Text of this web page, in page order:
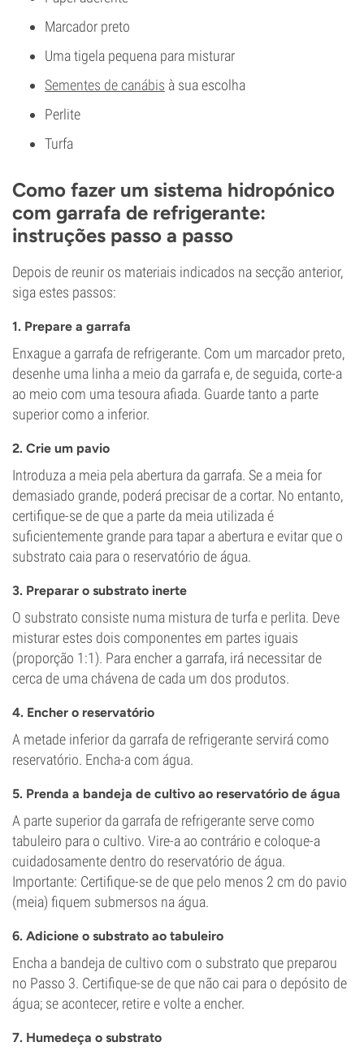
Marcador preto
Uma tigela pequena para misturar
Sementes de canábis à sua escolha
Perlite
Turfa
Como fazer um sistema hidropónico
com garrafa de refrigerante:
instruções passo a passo
Depois de reunir os materiais indicados na secção anterior,
siga estes passos:
1. Prepare a garrafa
Enxague a garrafa de refrigerante. Com um marcador preto,
desenhe uma linha a meio da garrafa e, de seguida, corte-a
ao meio com uma tesoura afiada. Guarde tanto a parte
superior como a inferior.
2. Crie um pavio
Introduza a meia pela abertura da garrafa. Se a meia for
demasiado grande, poderá precisar de a cortar. No entanto,
certifique-se de que a parte da meia utilizada é
suficientemente grande para tapar a abertura e evitar que o
substrato caia para o reservatório de água.
3. Preparar o substrato inerte
O substrato consiste numa mistura de turfa e perlita. Deve
misturar estes dois componentes em partes iguais
(proporção 1:1). Para encher a garrafa, irá necessitar de
cerca de uma chávena de cada um dos produtos.
4. Encher o reservatório
A metade inferior da garrafa de refrigerante servirá como
reservatório. Encha-a com água.
5. Prenda a bandeja de cultivo ao reservatório de água
A parte superior da garrafa de refrigerante serve como
tabuleiro para o cultivo. Vire-a ao contrário e coloque-a
cuidadosamente dentro do reservatório de água.
Importante: Certifique-se de que pelo menos 2 cm do pavio
(meia) fiquem submersos na água.
6. Adicione o substrato ao tabuleiro
Encha a bandeja de cultivo com o substrato que preparou
no Passo 3. Certifique-se de que não cai para o depósito de
água; se acontecer, retire e volte a encher.
7. Humedeça o substrato